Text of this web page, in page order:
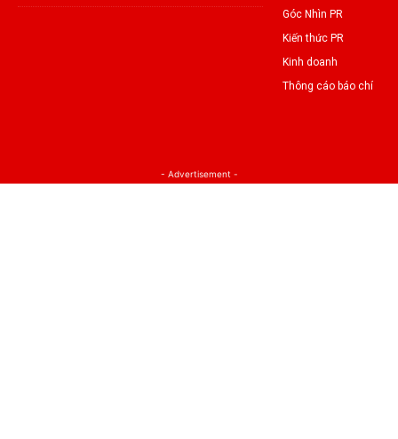
Góc Nhìn PR
Kiến thức PR
Kinh doanh
Thông cáo báo chí
- Advertisement -